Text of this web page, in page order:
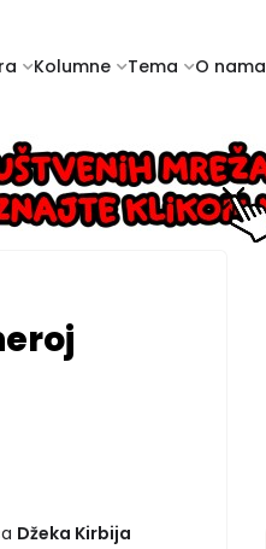
Kolumne Tema O nama
Džeka Kirbija